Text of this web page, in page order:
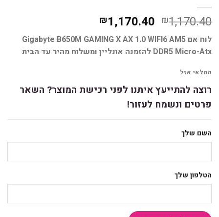
₪1,170.40 המחיר
המקורי
היה:
₪1,170.40.
₪1,170.40 המחיר
הנוכחי
הוא:
₪1,170.40.
לוח אם Gigabyte B650M GAMING X AX 1.0 WIFI6 AM5
DDR5 Micro-Atx להזמנה אונליין ומשלוח מהיר עד הבית
המלאי אזל
רוצה להתייעץ איתנו לפני רכישת המוצר? השאר
פרטים ונשמח לעזור!
השם שלך
הטלפון שלך